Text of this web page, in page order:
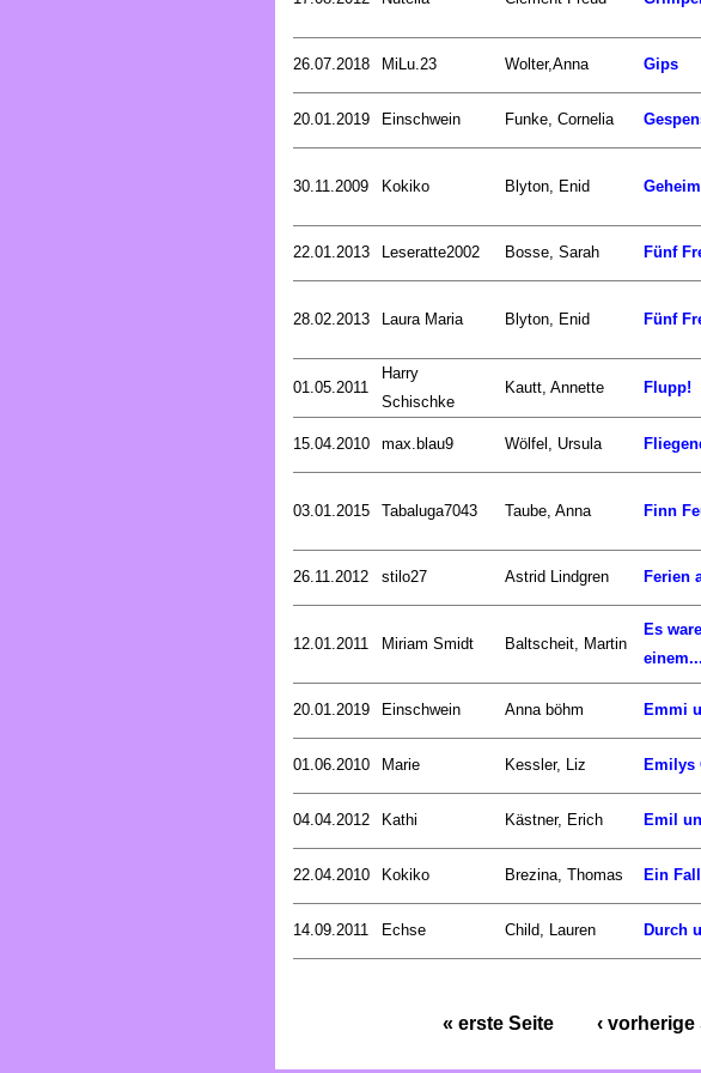
26.07.2018 MiLu.23 Wolter,Anna Gips
20.01.2019 Einschwein Funke, Cornelia
30.11.2009 Kokiko Blyton, Enid
22.01.2013 Leseratte2002 Bosse, Sarah Fünf
28.02.2013 Laura Maria Blyton, Enid Fünf
01.05.2011
Harry
Schischke
Kautt, Annette Flupp!
15.04.2010 max.blau9 Wölfel, Ursula
03.01.2015 Tabaluga7043 Taube, Anna Finn
26.11.2012 stilo27 Astrid Lindgren Ferien
12.01.2011 Miriam Smidt Baltscheit, Martin
Es
einem...
20.01.2019 Einschwein Anna böhm Emmi
01.06.2010 Marie Kessler, Liz Emilys
04.04.2012 Kathi Kästner, Erich Emil
22.04.2010 Kokiko Brezina, Thomas Ein
14.09.2011 Echse Child, Lauren Durch
« erste Seite ‹ vorherige